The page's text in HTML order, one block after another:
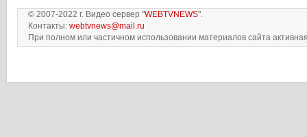
© 2007-2022 г. Видео сервер "WEBTVNEWS".
Контакты: webtvnews@mail.ru
При полном или частичном использовании материалов сайта